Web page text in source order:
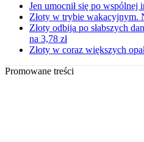
Jen umocnił się po
Złoty w trybie wakacyjnym.
Złoty odbija po słabszych
na 3,78 zł
Złoty w coraz większych
Promowane treści